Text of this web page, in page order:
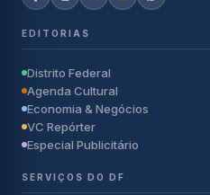
EDITORIAS
Distrito Federal
Agenda Cultural
Economia & Negócios
VC Repórter
Especial Publicitário
SERVIÇOS DO DF